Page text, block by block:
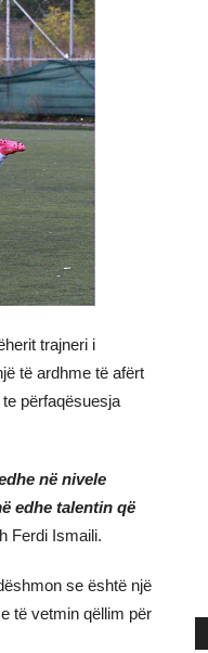
trajneri i
të ardhme të afërt
përfaqësuesja
në nivele
edhe talentin që
Ferdi Ismaili.
se është një
të vetmin qëllim për